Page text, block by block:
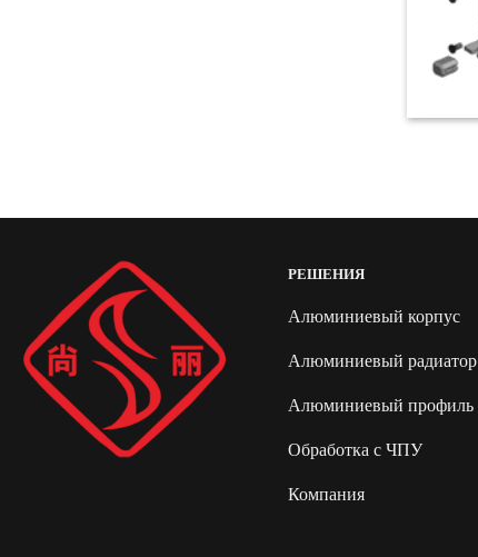
РЕШЕНИЯ
Алюминиевый корпус
Алюминиевый радиатор
Алюминиевый профиль
Обработка с ЧПУ
Компания